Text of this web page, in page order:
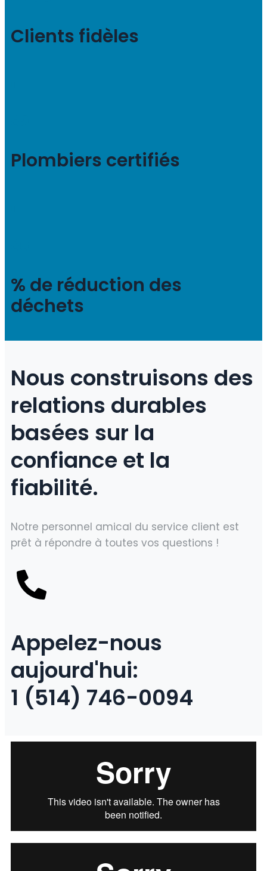
Clients fidèles
Plombiers certifiés
% de réduction des
déchets
Nous construisons des
relations durables
basées sur la
confiance et la
fiabilité.
Notre personnel amical du service client est
prêt à répondre à toutes vos questions !
Appelez-nous
aujourd'hui:
1 (514) 746-0094